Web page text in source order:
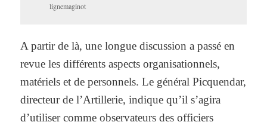
lignemaginot
A partir de là, une longue discussion a passé en
revue les différents aspects organisationnels,
matériels et de personnels. Le général Picquendar,
directeur de l’Artillerie, indique qu’il s’agira
d’utiliser comme observateurs des officiers